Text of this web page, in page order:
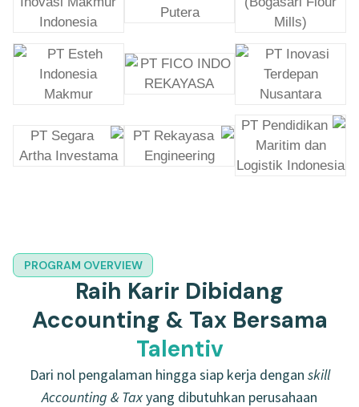
PROGRAM OVERVIEW
Raih Karir Dibidang
Accounting & Tax Bersama
Talentiv
Dari nol pengalaman hingga siap kerja dengan skill
Accounting & Taxyang dibutuhkan perusahaan